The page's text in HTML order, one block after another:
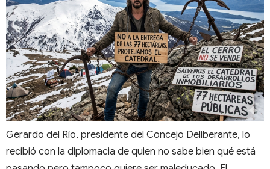
Gerardo del Río, presidente del Concejo Deliberante, lo
recibió con la diplomacia de quien no sabe bien qué está